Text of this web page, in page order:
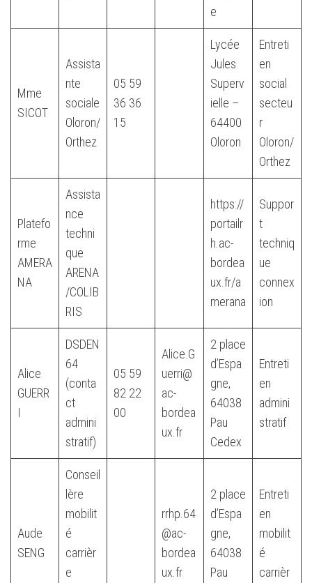
e
Mme
SICOT
Assista
nte
sociale
Oloron/
Orthez
05 59
36 36
15
Lycée
Jules
Superv
ielle –
64400
Oloron
Entreti
en
social
secteu
r
Oloron/
Orthez
Platefo
rme
AMERA
NA
Assista
nce
techni
que
ARENA
/COLIB
RIS
https://
portailr
h.ac-
bordea
ux.fr/a
merana
Suppor
t
techniq
ue
connex
ion
Alice
GUERR
I
DSDEN
64
(conta
ct
admini
stratif)
05 59
82 22
00
Alice.G
uerri@
ac-
bordea
ux.fr
2 place
d’Espa
gne,
64038
Pau
Cedex
Entreti
en
admini
stratif
Aude
SENG
Conseil
lère
mobilit
é
carrièr
e
rrhp.64
@ac-
bordea
ux.fr
2 place
d’Espa
gne,
64038
Pau
Entreti
en
mobilit
é
carrièr